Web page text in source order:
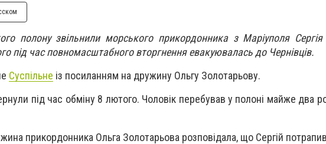
полону звільнили морського прикордонника з Маріуполя
під час повномасштабного вторгнення евакуювалась до Чернівців.
Суспільне із посиланням на дружину Ольгу Золотарьову.
під час обміну 8 лютого. Чоловік перебував у полоні майже два
прикордонника Ольга Золотарьова розповідала, що Сергій